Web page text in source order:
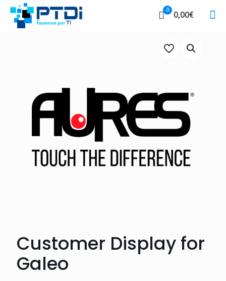
0
0,00€
Customer Display for
Galeo